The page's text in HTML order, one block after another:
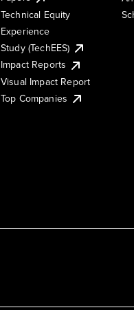
Technical Equity
Experience
Study (TechEES)
Impact Reports
Visual Impact Report
Top Companies